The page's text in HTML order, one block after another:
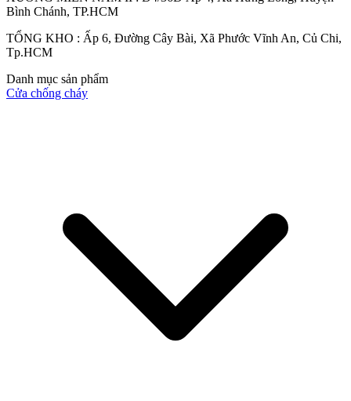
Quy mô nhà xưởng
Bình Chánh, TP.HCM
TỔNG KHO : Ấp 6, Đường Cây Bài, Xã Phước Vĩnh An, Củ Chi,
Tp.HCM
Danh mục sản phẩm
Cửa chống cháy